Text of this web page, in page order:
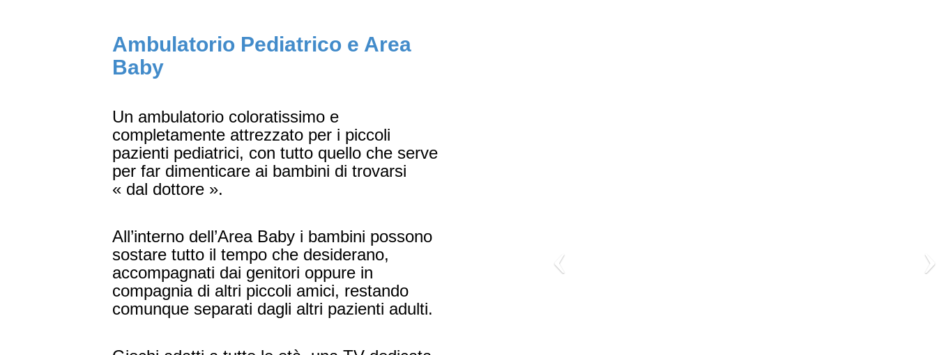
Ambulatorio Pediatrico e Area
Baby
Un ambulatorio coloratissimo e
completamente attrezzato per i piccoli
pazienti pediatrici, con tutto quello che serve
per far dimenticareai bambini di trovarsi
« dal dottore ».
All’interno dell’Area Baby i bambini possono
sostare tutto il tempo che desiderano,
accompagnati dai genitori oppure in
compagnia di altri piccoli amici, restando
comunque separati dagli altri pazienti adulti.